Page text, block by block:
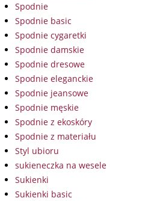
Spodnie
Spodnie basic
Spodnie cygaretki
Spodnie damskie
Spodnie dresowe
Spodnie eleganckie
Spodnie jeansowe
Spodnie męskie
Spodnie z ekoskóry
Spodnie z materiału
Styl ubioru
sukieneczka na wesele
Sukienki
Sukienki basic